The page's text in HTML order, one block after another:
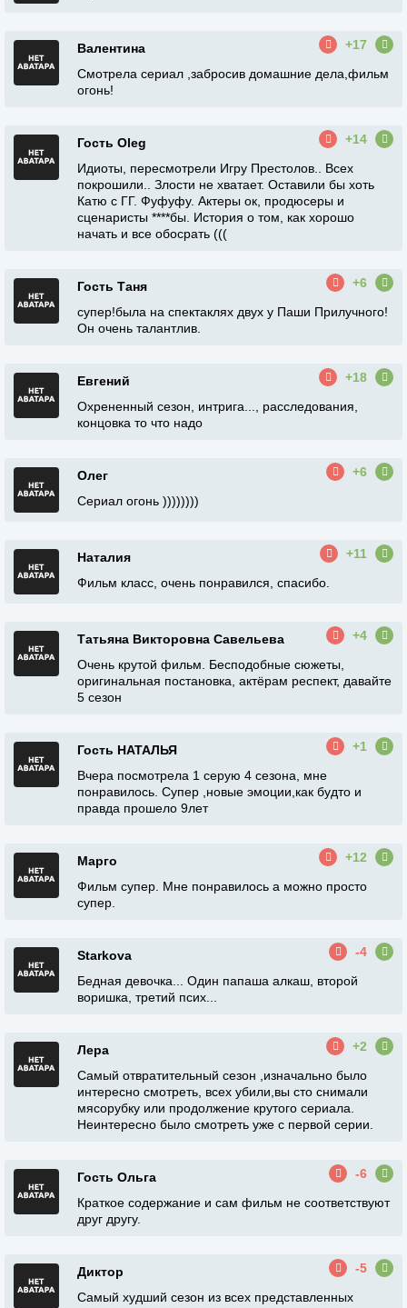
Валентина
+17
Смотрела сериал ,забросив домашние дела,фильм
огонь!
Гость Oleg
+14
Идиоты, пересмотрели Игру Престолов.. Всех
покрошили.. Злости не хватает. Оставили бы хоть
Катю с ГГ. Фуфуфу. Актеры ок, продюсеры и
сценаристы ****бы. История о том, как хорошо
начать и все обосрать (((
Гость Таня
+6
супер!была на спектаклях двух у Паши Прилучного!
Он очень талантлив.
Евгений
+18
Охрененный сезон, интрига..., расследования,
концовка то что надо
Олег
+6
Сериал огонь ))))))))
Наталия
+11
Фильм класс, очень понравился, спасибо.
Татьяна Викторовна Савельева
+4
Очень крутой фильм. Бесподобные сюжеты,
оригинальная постановка, актёрам респект, давайте
5 сезон
Гость НАТАЛЬЯ
+1
Вчера посмотрела 1 серую 4 сезона, мне
понравилось. Супер ,новые эмоции,как будто и
правда прошело 9лет
Марго
+12
Фильм супер. Мне понравилось а можно просто
супер.
Starkova
-4
Бедная девочка... Один папаша алкаш, второй
воришка, третий псих...
Лера
+2
Самый отвратительный сезон ,изначально было
интересно смотреть, всех убили,вы сто снимали
мясорубку или продолжение крутого сериала.
Неинтересно было смотреть уже с первой серии.
Гость Ольга
-6
Краткое содержание и сам фильм не соответствуют
друг другу.
Диктор
-5
Самый худший сезон из всех представленных